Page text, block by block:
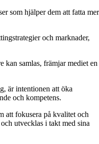
som hjälper dem att fatta mer
och marknader,
kan samlas, främjar mediet en
är intentionen att öka
och kompetens.
att fokusera på kvalitet och
utvecklas i takt med sina